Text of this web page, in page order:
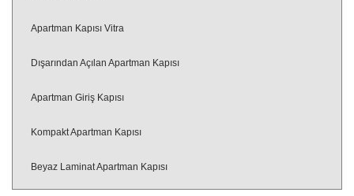
Apartman Kapısı Vitra
Dışarından Açılan Apartman Kapısı
Apartman Giriş Kapısı
Kompakt Apartman Kapısı
Beyaz Laminat Apartman Kapısı